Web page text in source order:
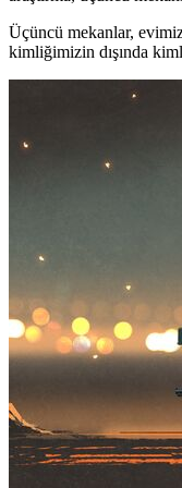
Üçüncü mekanlar,
kimliğimizin dışında